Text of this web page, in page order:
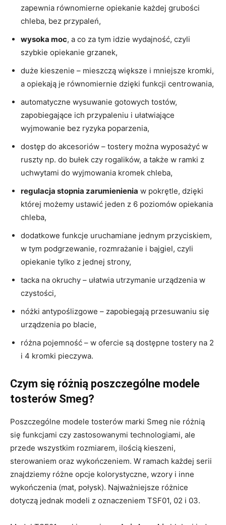
zapewnia równomierne opiekanie każdej grubości
chleba, bez przypaleń,
wysoka moc, a co za tym idzie wydajność, czyli
szybkie opiekanie grzanek,
duże kieszenie – mieszczą większe i mniejsze kromki,
a opiekają je równomiernie dzięki funkcji centrowania,
automatyczne wysuwanie gotowych tostów,
zapobiegające ich przypaleniu i ułatwiające
wyjmowanie bez ryzyka poparzenia,
dostęp do akcesoriów – tostery można wyposażyć w
ruszty np. do bułek czy rogalików, a także w ramki z
uchwytami do wyjmowania kromek chleba,
regulacja stopnia zarumienienia w pokrętle, dzięki
której możemy ustawić jeden z 6 poziomów opiekania
chleba,
dodatkowe funkcje uruchamiane jednym przyciskiem,
w tym podgrzewanie, rozmrażanie i bajgiel, czyli
opiekanie tylko z jednej strony,
tacka na okruchy – ułatwia utrzymanie urządzenia w
czystości,
nóżki antypoślizgowe – zapobiegają przesuwaniu się
urządzenia po blacie,
różna pojemność – w ofercie są dostępne tostery na 2
i 4 kromki pieczywa.
Czym się różnią poszczególne modele
tosterów Smeg?
Poszczególne modele tosterów marki Smeg nie różnią
się funkcjami czy zastosowanymi technologiami, ale
przede wszystkim rozmiarem, ilością kieszeni,
sterowaniem oraz wykończeniem. W ramach każdej serii
znajdziemy różne opcje kolorystyczne, wzory i inne
wykończenia (mat, połysk). Najważniejsze różnice
dotyczą jednak modeli z oznaczeniem TSF01, 02 i 03.